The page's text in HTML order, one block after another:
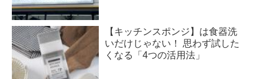
【キッチンスポンジ】は食器洗
いだけじゃない！ 思わず試した
くなる「4つの活用法」